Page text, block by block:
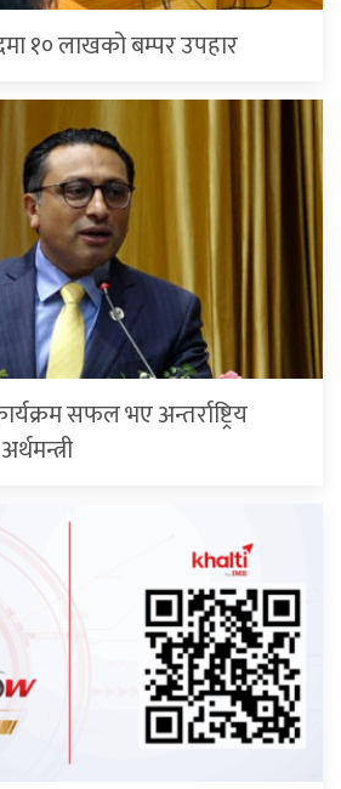
१० लाखको बम्पर उपहार
सफल भए अन्तर्राष्ट्रिय